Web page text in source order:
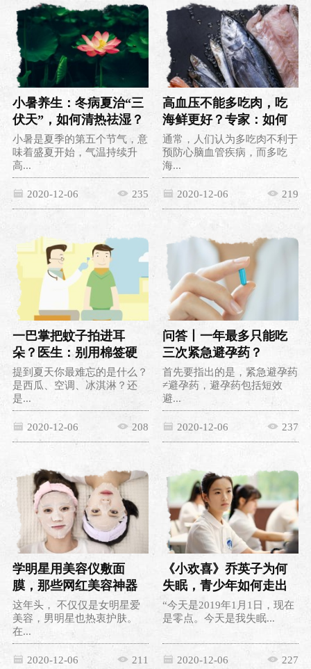
小暑养生：冬病夏治“三
伏天”，如何清热祛湿？
小暑是夏季的第五个节气，意
味着盛夏开始，气温持续升
高...
2020-12-06 235
高血压不能多吃肉，吃
海鲜更好？专家：如何
烹调是关键
通常，人们认为多吃肉不利于
预防心脑血管疾病，而多吃
海...
2020-12-06 219
一巴掌把蚊子拍进耳
朵？医生：别用棉签硬
掏，教你一招
提到夏天你最难忘的是什么？
是西瓜、空调、冰淇淋？还
是...
2020-12-06 208
问答丨一年最多只能吃
三次紧急避孕药？
首先要指出的是，紧急避孕药
≠避孕药，避孕药包括短效
避...
2020-12-06 237
学明星用美容仪敷面
膜，那些网红美容神器
真有用吗？
这年头， 不仅仅是女明星爱
美容，男明星也热衷护肤。
在...
2020-12-06 211
《小欢喜》乔英子为何
失眠，青少年如何走出
抑郁？
“今天是2019年1月1日，现在
是零点。今天是我失眠...
2020-12-06 227